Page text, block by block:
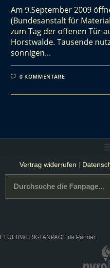
Am 9.September 2009
(Bundesanstalt für
zum Tag der offenen Tür
Horstwalde. Tausende
sonnigen…
0 KOMMENTARE
Vertrag widerrufen |
FEUERWERK-FANPAGE.de Partner: